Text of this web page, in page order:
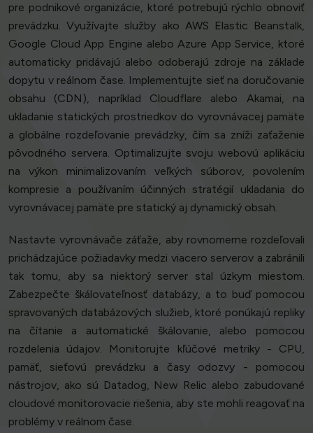
pre podnikové organizácie, ktoré potrebujú rýchlo obnoviť
prevádzku. Využívajte služby ako AWS Elastic Beanstalk,
Google Cloud App Engine alebo Azure App Service, ktoré
automaticky pridávajú alebo odoberajú zdroje na základe
dopytu v reálnom čase. Implementujte sieť na doručovanie
obsahu (CDN), napríklad Cloudflare alebo Akamai, na
ukladanie statických prostriedkov do vyrovnávacej pamäte
a globálne rozdeľovanie prevádzky, čím sa zníži zaťaženie
pôvodného servera. Optimalizujte svoju webovú aplikáciu
na výkon minimalizovaním veľkých súborov, povolením
kompresie a používaním účinných stratégií ukladania do
vyrovnávacej pamäte pre statický aj dynamický obsah.
Nastavte vyrovnávače záťaže, aby rovnomerne rozdeľovali
prichádzajúce požiadavky medzi viacero serverov a zabránili
tak tomu, aby sa niektorý server stal úzkym miestom.
Zabezpečte škálovateľnosť databázy, a to buď pomocou
spravovaných databázových služieb, ktoré ponúkajú repliky
na čítanie a automatické škálovanie, alebo pomocou
rozdelenia údajov. Monitorujte kľúčové metriky - CPU,
pamäť, sieťovú prevádzku a časy odozvy - pomocou
nástrojov, ako sú Datadog, New Relic alebo zabudované
cloudové monitorovacie riešenia, aby ste mohli reagovať na
problémy v reálnom čase.